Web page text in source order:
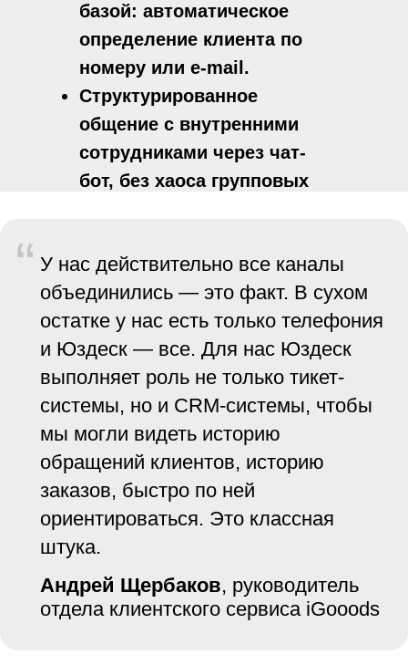
базой: автоматическое
определение клиента по
номеру или e-mail.
Структурированное
общение с внутренними
сотрудниками через чат-
бот, без хаоса групповых
“ У нас действительно все каналы
объединились — это факт. В сухом
остатке у нас есть только телефония
и Юздеск — все. Для нас Юздеск
выполняет роль не только тикет-
системы, но и CRM-системы, чтобы
мы могли видеть историю
обращений клиентов, историю
заказов, быстро по ней
ориентироваться. Это классная
штука.
Андрей Щербаков, руководитель
отдела клиентского сервиса iGooods